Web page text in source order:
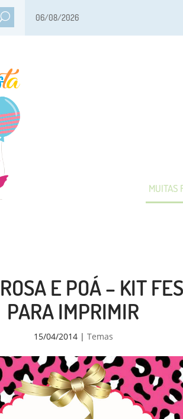
06/08/2026
MUITAS
E POÁ – KIT
PARA IMPRIMIR
15/04/2014| Temas